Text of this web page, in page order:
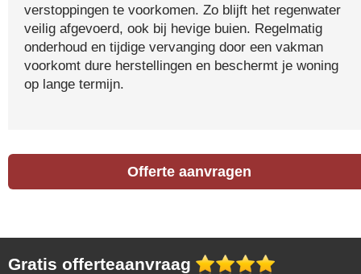
verstoppingen te voorkomen. Zo blijft het regenwater
veilig afgevoerd, ook bij hevige buien. Regelmatig
onderhoud en tijdige vervanging door een vakman
voorkomt dure herstellingen en beschermt je woning
op lange termijn.
Offerte aanvragen
Gratis offerteaanvraag